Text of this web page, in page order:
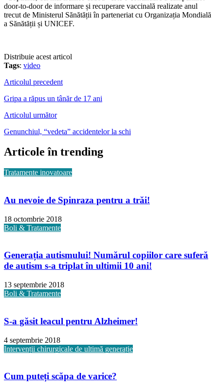
door-to-door de informare și recuperare vaccinală realizate anul
trecut de Ministerul Sănătății în parteneriat cu Organizația Mondială
a Sănătății și UNICEF.
Distribuie acest articol
Tags: video
Articolul precedent
Gripa a răpus un tânăr de 17 ani
Articolul următor
Genunchiul, “vedeta” accidentelor la schi
Articole în trending
Tratamente inovatoare
Au nevoie de Spinraza pentru a trăi!
18 octombrie 2018
Boli & Tratamente
Generația autismului! Numărul copiilor care suferă
de autism s-a triplat în ultimii 10 ani!
13 septembrie 2018
Boli & Tratamente
S-a găsit leacul pentru Alzheimer!
4 septembrie 2018
Intervenții chirurgicale de ultimă generație
Cum puteți scăpa de varice?